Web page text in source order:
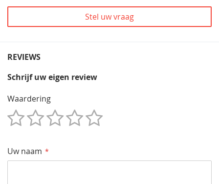
Stel uw vraag
REVIEWS
Schrijf uw eigen review
Waardering
Uw naam